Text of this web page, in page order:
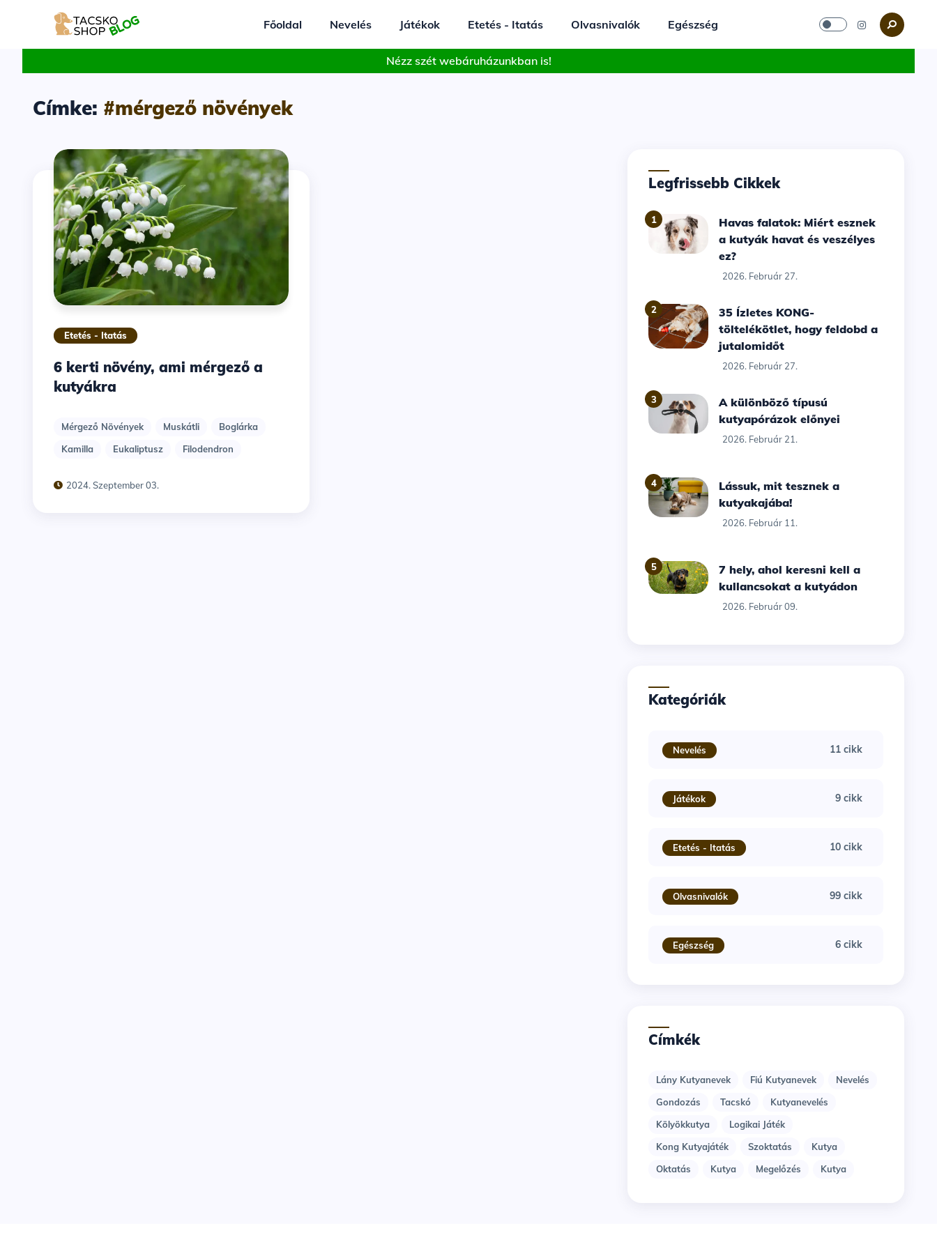
Főoldal Nevelés Játékok Etetés - Itatás Olvasnivalók Egészség
Nézz szét webáruházunkban is!
Címke: #mérgező növények
Etetés - Itatás
6 kerti növény, ami mérgező a
kutyákra
Mérgező Növények Muskátli
Boglárka
Kamilla
Eukaliptusz Filodendron
2024. Szeptember 03.
Legfrissebb Cikkek
1
Havas falatok: Miért esznek
a kutyák havat és veszélyes
ez?
2026. Február 27.
2
35 Ízletes KONG-
töltelékötlet, hogy feldobd a
jutalomidőt
2026. Február 27.
3
A különböző típusú
kutyapórázok előnyei
2026. Február 21.
4
Lássuk, mit tesznek a
kutyakajába!
2026. Február 11.
5
7 hely, ahol keresni kell a
kullancsokat a kutyádon
2026. Február 09.
Kategóriák
Nevelés 11 cikk
Játékok 9 cikk
Etetés - Itatás 10 cikk
Olvasnivalók 99 cikk
Egészség 6 cikk
Címkék
Lány Kutyanevek Fiú Kutyanevek
Nevelés
Gondozás
Tacskó
Kutyanevelés
Kölyökkutya
Logikai Játék
Kong Kutyajáték
Szoktatás
Kutya
Oktatás
Kutya Megelőzés Kutya